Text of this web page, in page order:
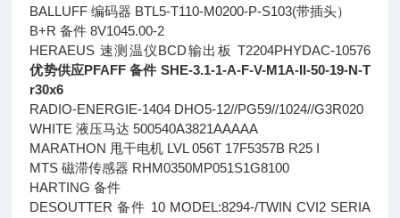
BALLUFF 编码器 BTL5-T110-M0200-P-S103(带插头）
B+R 备件 8V1045.00-2
HERAEUS 速测温仪BCD输出板 T2204PHYDAC-10576
优势供应PFAFF 备件 SHE-3.1-1-A-F-V-M1A-II-50-19-N-T
r30x6
RADIO-ENERGIE-1404 DHO5-12//PG59//1024//G3R020
WHITE 液压马达 500540A3821AAAAA
MARATHON 甩干电机 LVL 056T 17F5357B R25 I
MTS 磁滞传感器 RHM0350MP051S1G8100
HARTING 备件
DESOUTTER 备件 10 MODEL:8294-/TWIN CVI2 SERIA